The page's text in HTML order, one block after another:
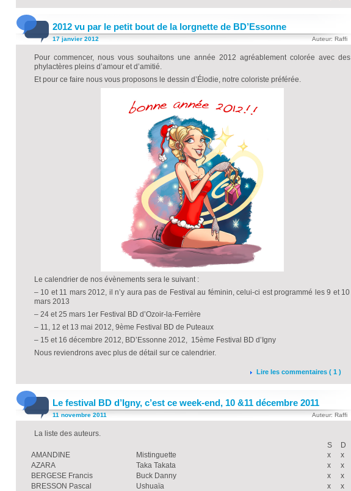
2012 vu par le petit bout de la lorgnette de BD’Essonne
17 janvier 2012 Auteur: Raffi
Pour commencer, nous vous souhaitons une année 2012 agréablement colorée avec des
phylactères pleins d’amour et d’amitié.
Et pour ce faire nous vous proposons le dessin d’Élodie, notre coloriste préférée.
Le calendrier de nos évènements sera le suivant :
– 10 et 11 mars 2012, il n’y aura pas de Festival au féminin, celui-ci est programmé les 9 et 10
mars 2013
– 24 et 25 mars 1er Festival BD d’Ozoir-la-Ferrière
– 11, 12 et 13 mai 2012, 9ème Festival BD de Puteaux
– 15 et 16 décembre 2012, BD’Essonne 2012, 15ème Festival BD d’Igny
Nous reviendrons avec plus de détail sur ce calendrier.
Lire les commentaires ( 1 )
Le festival BD d’Igny, c’est ce week-end, 10 &11 décembre 2011
11 novembre 2011 Auteur: Raffi
La liste des auteurs.
S
D
AMANDINE
Mistinguette x
x
AZARA
Taka Takata x
x
BERGESE Francis
Buck Danny x
x
BRESSON Pascal
Ushuaïa x
x